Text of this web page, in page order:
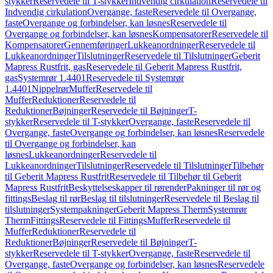
Indvendig cirkulationOvergange, fasteReservedele til Overgange,
fasteOvergange og forbindelser, kan løsnesReservedele til
Overgange og forbindelser, kan løsnesKompensatorerReservedele til
KompensatorerGennemføringerLukkeanordningerReservedele til
LukkeanordningerTilslutningerReservedele til TilslutningerGeberit
Mapress Rustfrit, gasReservedele til Geberit Mapress Rustfrit,
gasSystemrør 1.4401Reservedele til Systemrør
1.4401NippelrørMufferReservedele til
MufferReduktionerReservedele til
ReduktionerBøjningerReservedele til BøjningerT-
stykkerReservedele til T-stykkerOvergange, fasteReservedele til
Overgange, fasteOvergange og forbindelser, kan løsnesReservedele
til Overgange og forbindelser, kan
løsnesLukkeanordningerReservedele til
LukkeanordningerTilslutningerReservedele til TilslutningerTilbehør
til Geberit Mapress RustfritReservedele til Tilbehør til Geberit
Mapress RustfritBeskyttelseskapper til rørenderPakninger til rør og
fittingsBeslag til rørBeslag til tilslutningerReservedele til Beslag til
tilslutningerSystempakningerGeberit Mapress ThermSystemrør
ThermFittingsReservedele til FittingsMufferReservedele til
MufferReduktionerReservedele til
ReduktionerBøjningerReservedele til BøjningerT-
stykkerReservedele til T-stykkerOvergange, fasteReservedele til
Overgange, fasteOvergange og forbindelser, kan løsnesReservedele